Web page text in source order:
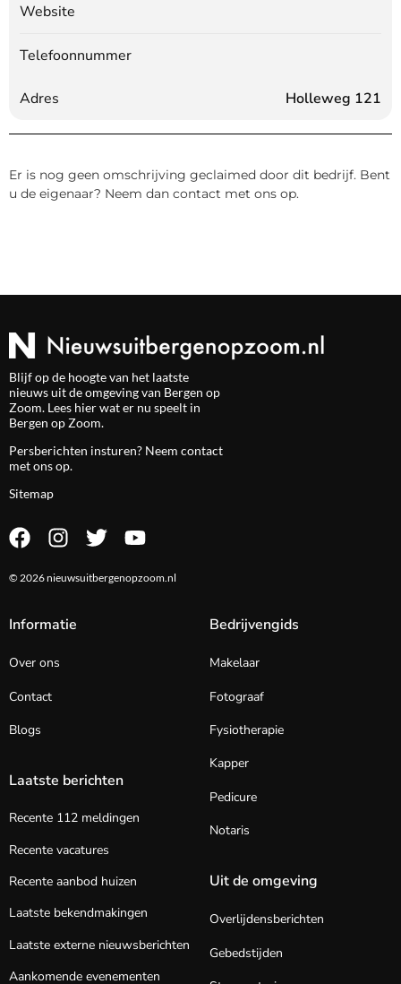
Website
Telefoonnummer
Adres Holleweg 121
Er is nog geen omschrijving geclaimed door dit bedrijf. Bent
u de eigenaar? Neem dan contact met ons op.
Blijf op de hoogte van het laatste
nieuws uit de omgeving van Bergen op
Zoom. Lees hier wat er nu speelt in
Bergen op Zoom.
Persberichten insturen? Neem contact
met ons op.
Sitemap
© 2026 nieuwsuitbergenopzoom.nl
Informatie
Over ons
Contact
Blogs
Laatste berichten
Recente 112 meldingen
Recente vacatures
Recente aanbod huizen
Laatste bekendmakingen
Laatste externe nieuwsberichten
Aankomende evenementen
Bedrijvengids
Makelaar
Fotograaf
Fysiotherapie
Kapper
Pedicure
Notaris
Uit de omgeving
Overlijdensberichten
Gebedstijden